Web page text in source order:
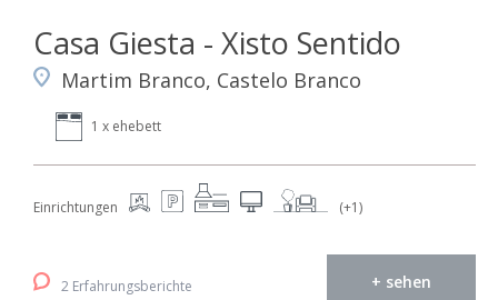
Casa Giesta - Xisto Sentido
Martim Branco, Castelo Branco
1 x ehebett
Einrichtungen (+1)
2 Erfahrungsberichte + sehen